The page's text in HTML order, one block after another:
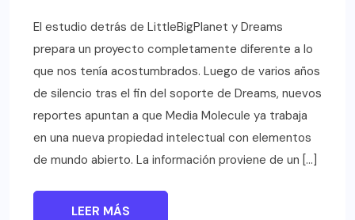
El estudio detrás de LittleBigPlanet y Dreams
prepara un proyecto completamente diferente a lo
que nos tenía acostumbrados. Luego de varios años
de silencio tras el fin del soporte de Dreams, nuevos
reportes apuntan a que Media Molecule ya trabaja
en una nueva propiedad intelectual con elementos
de mundo abierto. La información proviene de un […]
LEER MÁS